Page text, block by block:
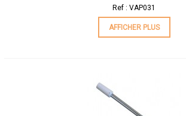
Ref : VAP031
AFFICHER PLUS